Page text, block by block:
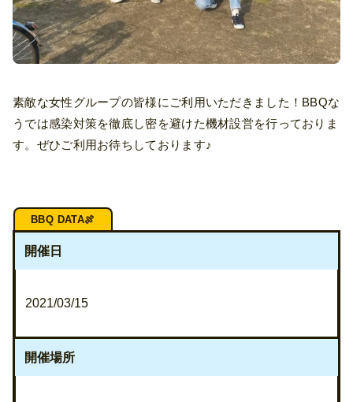
素敵な女性グループの皆様にご利用いただきました！BBQな
うでは感染対策を徹底し密を避けた機材設営を行っておりま
す。ぜひご利用お待ちしております♪
開催日
2021/03/15
開催場所